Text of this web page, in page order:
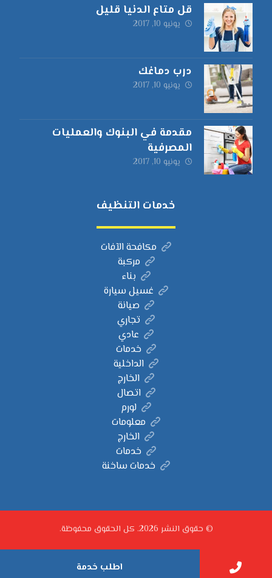
قل متاع الدنيا قليل
يونيو 10, 2017
درب دماغك
يونيو 10, 2017
مقدمة في البنوك والعمليات
المصرفية
يونيو 10, 2017
خدمات التنظيف
مكافحة الآفات
مركبة
بناء
غسيل سيارة
صيانة
تجاري
عادي
خدمات
الداخلية
الخارج
اتصال
لورم
معلومات
الخارج
خدمات
خدمات ساخنة
© حقوق النشر 2026. كل الحقوق محفوظة.
اطلب خدمة